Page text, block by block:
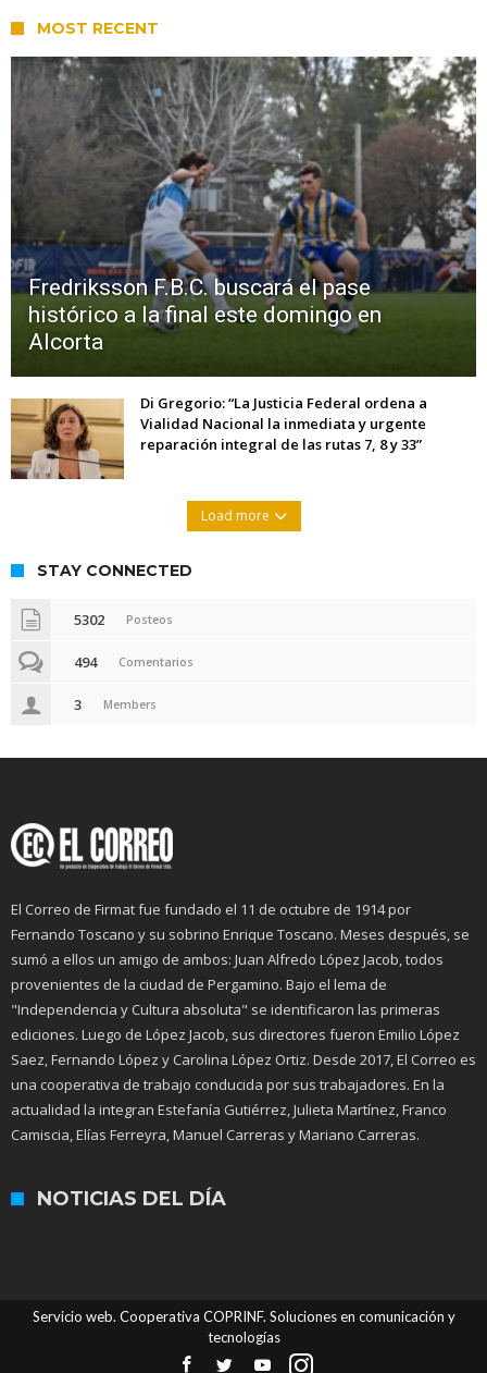
MOST RECENT
Fredriksson F.B.C. buscará el pase
histórico a la final este domingo en
Alcorta
Di Gregorio: “La Justicia Federal ordena a
Vialidad Nacional la inmediata y urgente
reparación integral de las rutas 7, 8 y 33”
Load more
STAY CONNECTED
5302 Posteos
494 Comentarios
3 Members
El Correo de Firmat fue fundado el 11 de octubre de 1914 por
Fernando Toscano y su sobrino Enrique Toscano. Meses después, se
sumó a ellos un amigo de ambos: Juan Alfredo López Jacob, todos
provenientes de la ciudad de Pergamino. Bajo el lema de
"Independencia y Cultura absoluta" se identificaron las primeras
ediciones. Luego de López Jacob, sus directores fueron Emilio López
Saez, Fernando López y Carolina López Ortiz. Desde 2017, El Correo es
una cooperativa de trabajo conducida por sus trabajadores. En la
actualidad la integran Estefanía Gutiérrez, Julieta Martínez, Franco
Camiscia, Elías Ferreyra, Manuel Carreras y Mariano Carreras.
NOTICIAS DEL DÍA
Servicio web. Cooperativa COPRINF. Soluciones en comunicación y
tecnologías